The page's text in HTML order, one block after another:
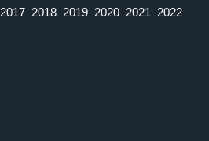
2017 2018 2019 2020 2021 2022